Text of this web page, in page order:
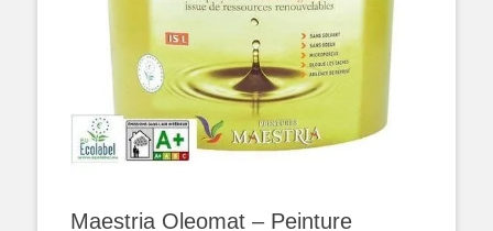
Maestria Oleomat – Peinture